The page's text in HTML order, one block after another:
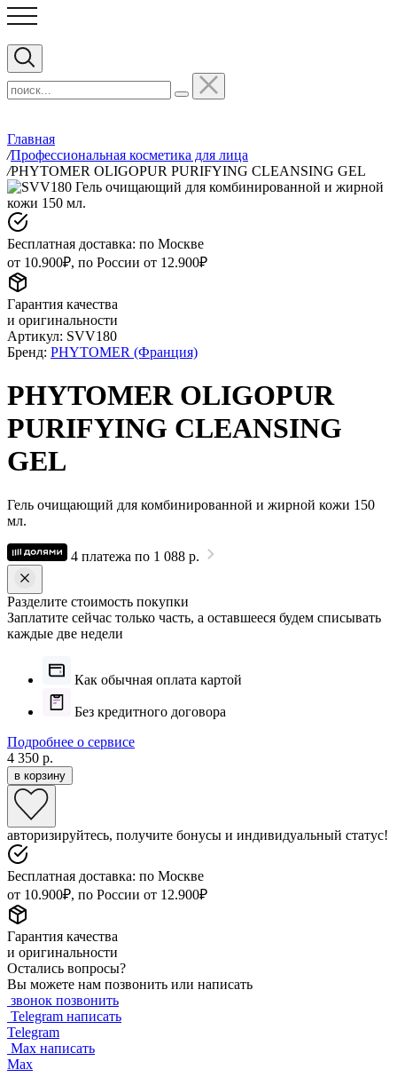
Главная
/Профессиональная косметика для лица
/PHYTOMER OLIGOPUR PURIFYING CLEANSING GEL
Бесплатная доставка: по Москве
от 10.900₽, по России от 12.900₽
Гарантия качества
и оригинальности
Артикул: SVV180
Бренд: PHYTOMER (Франция)
PHYTOMER OLIGOPUR
PURIFYING CLEANSING
GEL
Гель очищающий для комбинированной и жирной кожи 150
мл.
4 платежа по 1 088 р.
Разделите стоимость покупки
Заплатите сейчас только часть, а оставшееся будем списывать
каждые две недели
Как обычная оплата картой
Без кредитного договора
Подробнее о сервисе
4 350 р.
в корзину
авторизируйтесь, получите бонусы и индивидуальный статус!
Бесплатная доставка: по Москве
от 10.900₽, по России от 12.900₽
Гарантия качества
и оригинальности
Остались вопросы?
Вы можете нам позвонить или написать
звонок позвонить
Telegram написать
Telegram
Max написать
Max